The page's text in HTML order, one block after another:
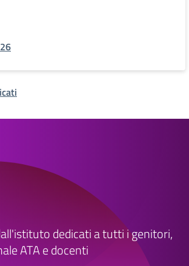
dedicati a tutti i genitori,
ATA e docenti